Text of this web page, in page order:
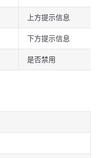
上方提示信息
下方提示信息
是否禁用